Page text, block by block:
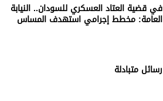
في قضية العتاد العسكري للسودان.. النيابة
العامة: مخطط إجرامي استهدف المساس
رسائل متبادلة